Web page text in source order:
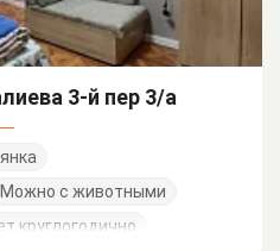
3-й пер 3/а
Можно с животными
круглогодично